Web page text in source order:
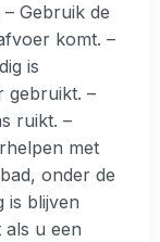
Gebruik de
komt. –
is
gebruikt. –
ruikt. –
met
onder de
is blijven
als u een